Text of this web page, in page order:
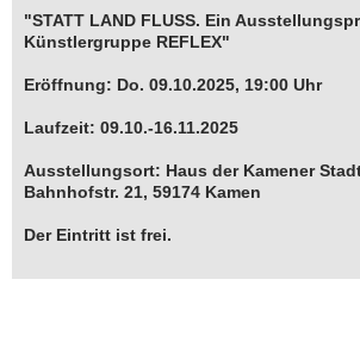
"STATT LAND FLUSS. Ein
Künstlergruppe REFLEX"
Eröffnung: Do. 09.10.2025, 19:00 Uhr
Laufzeit: 09.10.-16.11.2025
Ausstellungsort: Haus der Kamener
Bahnhofstr. 21, 59174 Kamen
Der Eintritt ist frei.